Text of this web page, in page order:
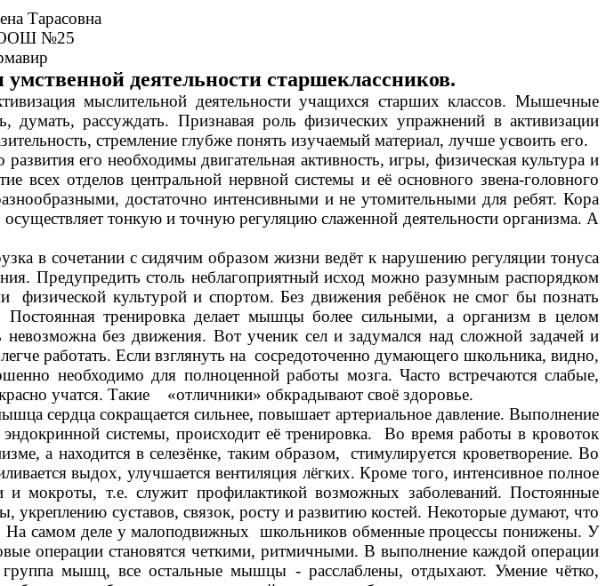
Тарасовна
№25
деятельности старшеклассников.
мыслительной деятельности учащихся старших классов. Мышечные
рассуждать. Признавая роль физических упражнений в активизации
стремление глубже понять изучаемый материал, лучше усвоить его.
его необходимы двигательная активность, игры, физическая культура и
всех отделов центральной нервной системы и её основного звена-головного
достаточно интенсивными и не утомительными для ребят. Кора
тонкую и точную регуляцию слаженной деятельности организма. А
в сочетании с сидячим образом жизни ведёт к нарушению регуляции тонуса
Предупредить столь неблагоприятный исход можно разумным распорядком
физической культурой и спортом. Без движения ребёнок не смог бы познать
тренировка делает мышцы более сильными, а организм в целом
без движения. Вот ученик сел и задумался над сложной задачей и
работать. Если взглянуть на сосредоточенно думающего школьника, видно,
необходимо для полноценной работы мозга. Часто встречаются слабые,
учатся. Такие «отличники» обкрадывают своё здоровье.
сердца сокращается сильнее, повышает артериальное давление. Выполнение
системы, происходит её тренировка. Во время работы в кровоток
а находится в селезёнке, таким образом, стимулируется кроветворение. Во
выдох, улучшается вентиляция лёгких. Кроме того, интенсивное полное
и мокроты, т.е. служит профилактикой возможных заболеваний. Постоянные
укреплению суставов, связок, росту и развитию костей. Некоторые думают, что
На самом деле у малоподвижных школьников обменные процессы понижены. У
операции становятся четкими, ритмичными. В выполнение каждой операции
группа мышц, все остальные мышцы - расслаблены, отдыхают. Умение чётко,